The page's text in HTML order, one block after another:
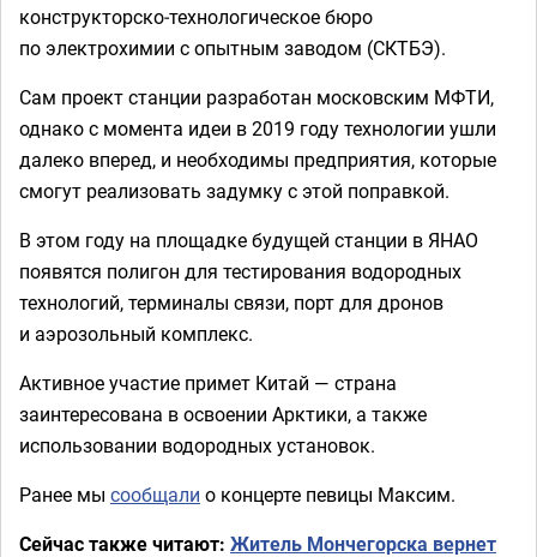
конструкторско‑технологическое бюро
по электрохимии с опытным заводом (СКТБЭ).
Сам проект станции разработан московским МФТИ,
однако с момента идеи в 2019 году технологии ушли
далеко вперед, и необходимы предприятия, которые
смогут реализовать задумку с этой поправкой.
В этом году на площадке будущей станции в ЯНАО
появятся полигон для тестирования водородных
технологий, терминалы связи, порт для дронов
и аэрозольный комплекс.
Активное участие примет Китай — страна
заинтересована в освоении Арктики, а также
использовании водородных установок.
Ранее мы сообщали о концерте певицы Максим.
Сейчас также читают: Житель Мончегорска вернет